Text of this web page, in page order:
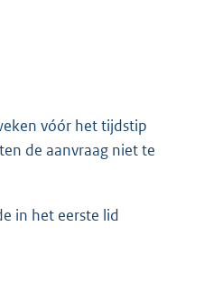
vóór het tijdstip
de aanvraag niet te
in het eerste lid